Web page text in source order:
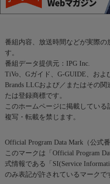
番組内容、放送時間などが実際
す。
番組データ提供元：IPG Inc.
TiVo、Gガイド、G-GUIDE、およ
Brands LLCおよび／またはその
たは登録商標です。
このホームページに掲載してい
複写・転載を禁じます。
Official Program Data Mark（公式
このマークは「Official Program
式情報である「SI(Service
のみ表記が許されているマークで